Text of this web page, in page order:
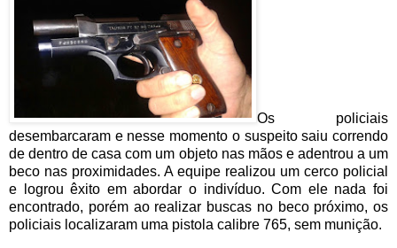
Os policiais
desembarcaram e nesse momento o suspeito saiu correndo
de dentro de casa com um objeto nas mãos e adentrou a um
beco nas proximidades. A equipe realizou um cerco policial
e logrou êxito em abordar o indivíduo. Com ele nada foi
encontrado, porém ao realizar buscas no beco próximo, os
policiais localizaram uma pistola calibre 765, sem munição.